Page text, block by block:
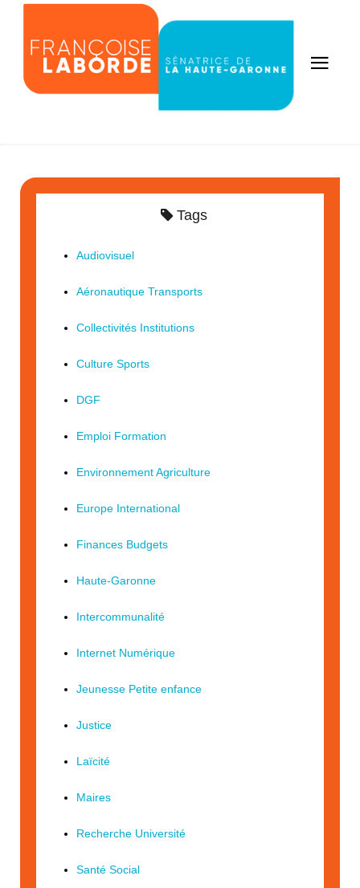
Tags
Audiovisuel
Aéronautique Transports
Collectivités Institutions
Culture Sports
DGF
Emploi Formation
Environnement Agriculture
Europe International
Finances Budgets
Haute-Garonne
Intercommunalité
Internet Numérique
Jeunesse Petite enfance
Justice
Laïcité
Maires
Recherche Université
Santé Social